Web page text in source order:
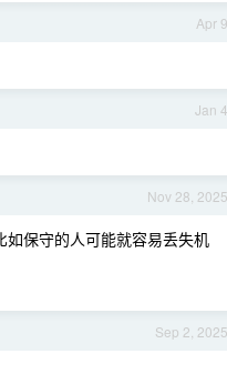
Apr 9
Jan 4
Nov 28, 2025
保守的人可能就容易丢失机
Sep 2, 2025